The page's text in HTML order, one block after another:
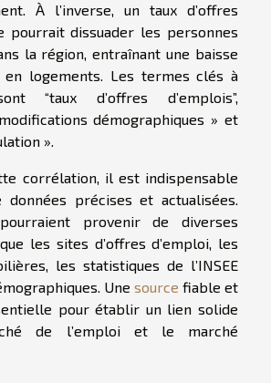
À l’inverse, un taux d’offres
pourrait dissuader les personnes
la région, entraînant une baisse
en logements. Les termes clés à
“taux d’offres d’emplois”,
démographiques » et
».
corrélation, il est indispensable
précises et actualisées.
provenir de diverses
les sites d’offres d’emploi, les
les statistiques de l’INSEE
Une source fiable et
pour établir un lien solide
de l’emploi et le marché